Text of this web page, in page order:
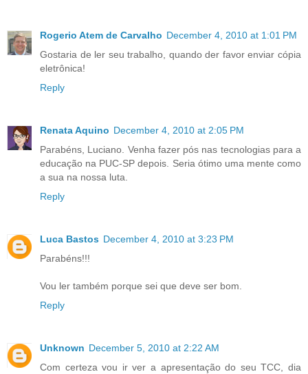
Rogerio Atem de Carvalho December 4, 2010 at 1:01 PM
Gostaria de ler seu trabalho, quando der favor enviar cópia
eletrônica!
Reply
Renata Aquino December 4, 2010 at 2:05 PM
Parabéns, Luciano. Venha fazer pós nas tecnologias para a
educação na PUC-SP depois. Seria ótimo uma mente como
a sua na nossa luta.
Reply
Luca Bastos December 4, 2010 at 3:23 PM
Parabéns!!!
Vou ler também porque sei que deve ser bom.
Reply
Unknown December 5, 2010 at 2:22 AM
Com certeza vou ir ver a apresentação do seu TCC, dia